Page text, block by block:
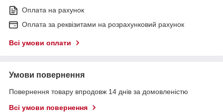
Оплата на рахунок
Оплата за реквізитами на розрахунковий рахунок
Всі умови оплати
Умови повернення
Повернення товару впродовж 14 днів за домовленістю
Всі умови повернення